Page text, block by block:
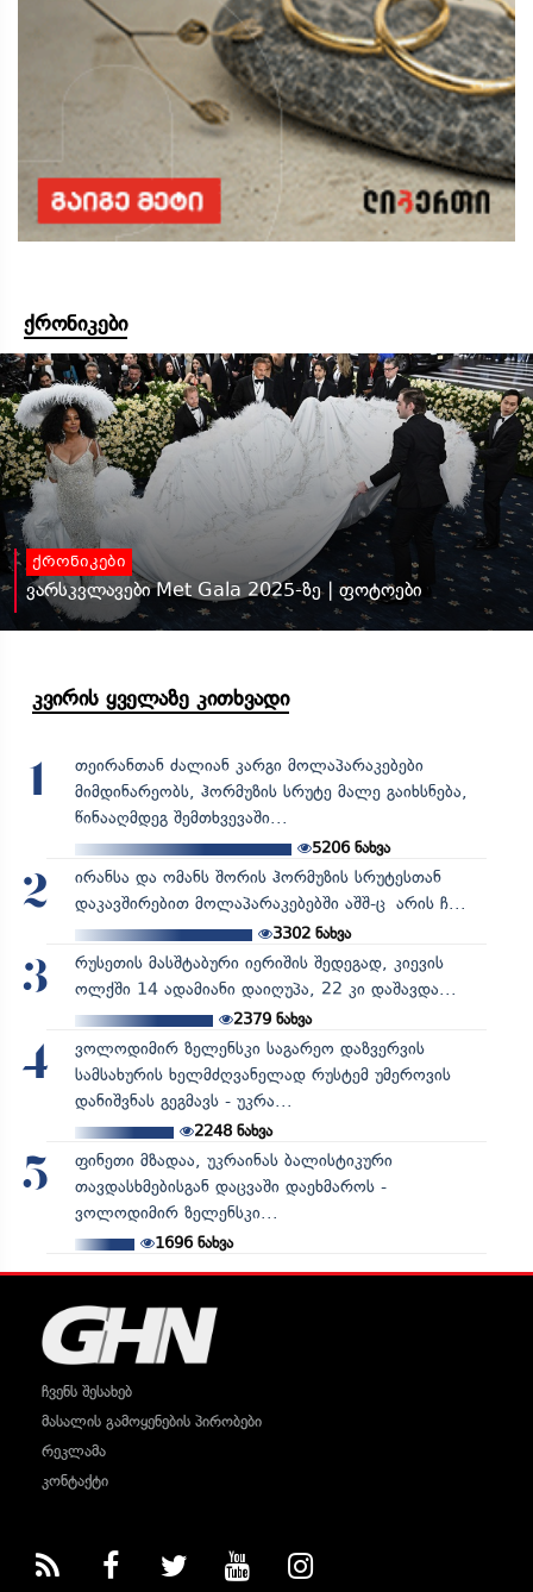
ქრონიკები
ქრონიკები
ვარსკვლავები Met Gala 2025-ზე | ფოტოები
კვირის ყველაზე კითხვადი
1
თეირანთან ძალიან კარგი მოლაპარაკებები
მიმდინარეობს, ჰორმუზის სრუტე მალე გაიხსნება,
წინააღმდეგ შემთხვევაში...
5206ნახვა
2
ირანსა და ომანს შორის ჰორმუზის სრუტესთან
დაკავშირებით მოლაპარაკებებში აშშ-ც არის ჩ...
3302ნახვა
3
რუსეთის მასშტაბური იერიშის შედეგად, კიევის
ოლქში 14 ადამიანი დაიღუპა, 22 კი დაშავდა...
2379ნახვა
4
ვოლოდიმირ ზელენსკი საგარეო დაზვერვის
სამსახურის ხელმძღვანელად რუსტემ უმეროვის
დანიშვნას გეგმავს - უკრა...
2248ნახვა
5
ფინეთი მზადაა, უკრაინას ბალისტიკური
თავდასხმებისგან დაცვაში დაეხმაროს -
ვოლოდიმირ ზელენსკი...
1696ნახვა
ჩვენს შესახებ
მასალის გამოყენების პირობები
რეკლამა
კონტაქტი